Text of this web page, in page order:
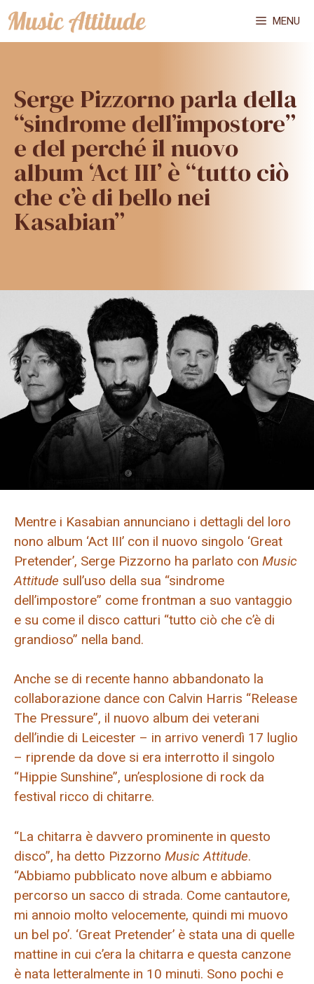
Vai
al
MENU
Serge Pizzorno parla della
“sindrome dell’impostore”
e del perché il nuovo
album ‘Act III’ è “tutto ciò
che c’è di bello nei
Kasabian”
Mentre i Kasabian annunciano i dettagli del loro
nono album ‘Act III’ con il nuovo singolo ‘Great
Pretender’, Serge Pizzorno ha parlato con Music
Attitude sull’uso della sua “sindrome
dell’impostore” come frontman a suo vantaggio
e su come il disco catturi “tutto ciò che c’è di
grandioso” nella band.
Anche se di recente hanno abbandonato la
collaborazione dance con Calvin Harris “Release
The Pressure”, il nuovo album dei veterani
dell’indie di Leicester – in arrivo venerdì 17 luglio
– riprende da dove si era interrotto il singolo
“Hippie Sunshine”, un’esplosione di rock da
festival ricco di chitarre.
“La chitarra è davvero prominente in questo
disco”, ha detto Pizzorno Music Attitude.
“Abbiamo pubblicato nove album e abbiamo
percorso un sacco di strada. Come cantautore,
mi annoio molto velocemente, quindi mi muovo
un bel po’. ‘Great Pretender’ è stata una di quelle
mattine in cui c’era la chitarra e questa canzone
è nata letteralmente in 10 minuti. Sono pochi e